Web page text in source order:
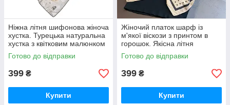
Ніжна літня шифонова жіноча
хустка. Турецька натуральна
хустка з квітковим малюнком
Готово до відправки
399 ₴
Купити
Жіночий платок шарф із
м'якої віскози з принтом в
горошок. Якісна літня
молодіжна хустка
Готово до відправки
399 ₴
Купити